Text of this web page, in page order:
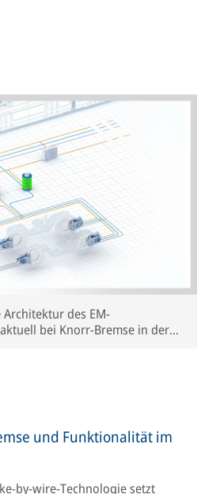
des EM-
bei Knorr-Bremse in der
und Funktionalität im
by-wire-Technologie setzt